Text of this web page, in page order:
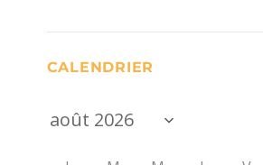
CALENDRIER